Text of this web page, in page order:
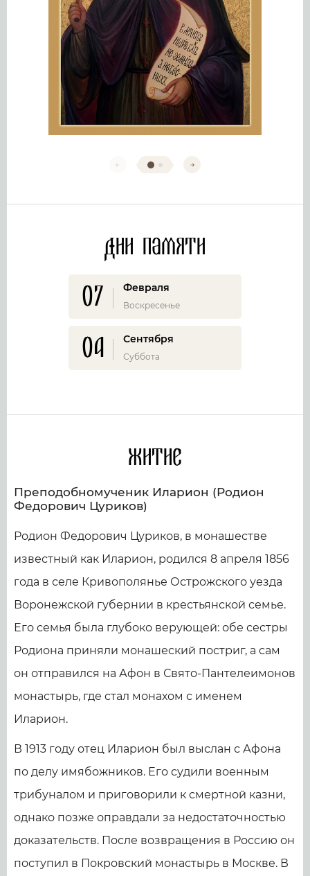
Дни памяти
07 Февраля
Воскресенье
04 Сентября
Суббота
Житие
Преподобномученик Иларион (Родион
Федорович Цуриков)
Родион Федорович Цуриков, в монашестве
известный как Иларион, родился 8 апреля 1856
года в селе Кривополянье Острожского уезда
Воронежской губернии в крестьянской семье.
Его семья была глубоко верующей: обе сестры
Родиона приняли монашеский постриг, а сам
он отправился на Афон в Свято-Пантелеимонов
монастырь, где стал монахом с именем
Иларион.
В 1913 году отец Иларион был выслан с Афона
по делу имябожников. Его судили военным
трибуналом и приговорили к смертной казни,
однако позже оправдали за недостаточностью
доказательств. После возвращения в Россию он
поступил в Покровский монастырь в Москве. В